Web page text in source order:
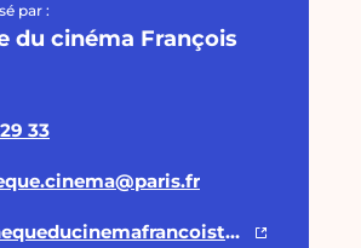
par :
du cinéma François
33
/bibliothequeducinemafrancoistruffaut